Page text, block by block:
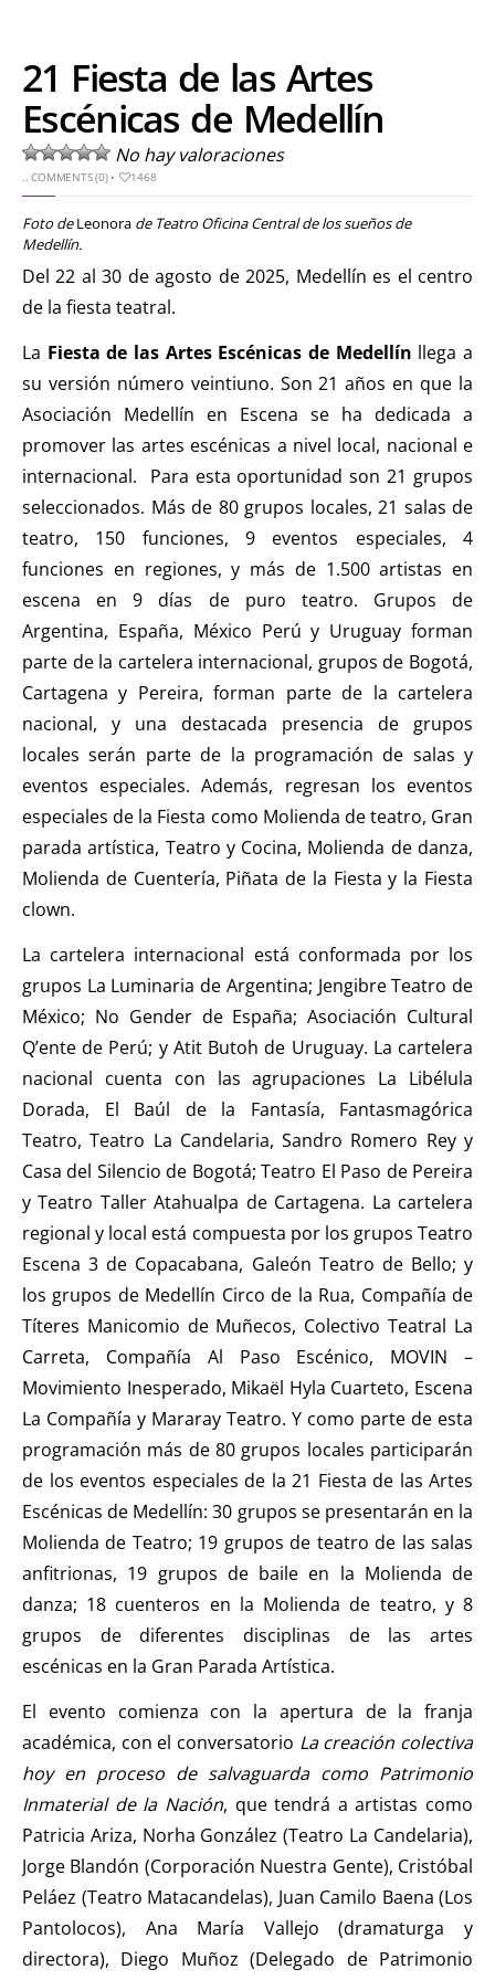
21 Fiesta de las Artes
Escénicas de Medellín
No hay valoraciones
..COMMENTS (0)• 1468
Foto deLeonora de Teatro Oficina Central de los sueños de
Medellín.
Del 22 al 30 de agosto de 2025, Medellín es el centro
de la fiesta teatral.
La Fiesta de las Artes Escénicas de Medellín llega a
su versión número veintiuno. Son 21 años en que la
Asociación Medellín en Escena se ha dedicada a
promover las artes escénicas a nivel local, nacional e
internacional. Para esta oportunidad son 21 grupos
seleccionados. Más de 80 grupos locales, 21 salas de
teatro, 150 funciones, 9 eventos especiales, 4
funciones en regiones, y más de 1.500 artistas en
escena en 9 días de puro teatro. Grupos de
Argentina, España, México Perú y Uruguay forman
parte de la cartelera internacional, grupos de Bogotá,
Cartagena y Pereira, forman parte de la cartelera
nacional, y una destacada presencia de grupos
locales serán parte de la programación de salas y
eventos especiales. Además, regresan los eventos
especiales de la Fiesta como Molienda de teatro, Gran
parada artística, Teatro y Cocina, Molienda de danza,
Molienda de Cuentería, Piñata de la Fiesta y la Fiesta
clown.
La cartelera internacional está conformada por los
grupos La Luminaria de Argentina; Jengibre Teatro de
México; No Gender de España; Asociación Cultural
Q’ente de Perú; y Atit Butoh de Uruguay. La cartelera
nacional cuenta con las agrupaciones La Libélula
Dorada, El Baúl de la Fantasía, Fantasmagórica
Teatro, Teatro La Candelaria, Sandro Romero Rey y
Casa del Silencio de Bogotá; Teatro El Paso de Pereira
y Teatro Taller Atahualpa de Cartagena. La cartelera
regional y local está compuesta por los grupos Teatro
Escena 3 de Copacabana, Galeón Teatro de Bello; y
los grupos de Medellín Circo de la Rua, Compañía de
Títeres Manicomio de Muñecos, Colectivo Teatral La
Carreta, Compañía Al Paso Escénico, MOVIN –
Movimiento Inesperado, Mikaël Hyla Cuarteto, Escena
La Compañía y Mararay Teatro. Y como parte de esta
programación más de 80 grupos locales participarán
de los eventos especiales de la 21 Fiesta de las Artes
Escénicas de Medellín: 30 grupos se presentarán en la
Molienda de Teatro; 19 grupos de teatro de las salas
anfitrionas, 19 grupos de baile en la Molienda de
danza; 18 cuenteros en la Molienda de teatro, y 8
grupos de diferentes disciplinas de las artes
escénicas en la Gran Parada Artística.
El evento comienza con la apertura de la franja
académica, con el conversatorio La creación colectiva
hoy en proceso de salvaguarda como Patrimonio
Inmaterial de la Nación, que tendrá a artistas como
Patricia Ariza, Norha González (Teatro La Candelaria),
Jorge Blandón (Corporación Nuestra Gente), Cristóbal
Peláez (Teatro Matacandelas), Juan Camilo Baena (Los
Pantolocos), Ana María Vallejo (dramaturga y
directora), Diego Muñoz (Delegado de Patrimonio